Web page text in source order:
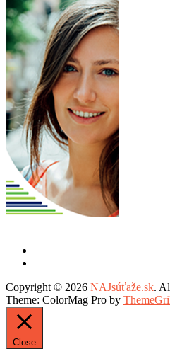
Copyright © 2026 NAJsúťaže.sk.
Theme: ColorMag Pro by
Close